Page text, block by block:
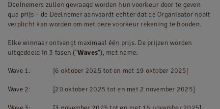
Deelnemers zullen gevraagd worden hun voorkeur door te geven
qua prijs – de Deelnemer aanvaardt echter dat de Organisator nooit
verplicht kan worden om met deze voorkeur rekening te houden.
Elke winnaar ontvangt maximaal één prijs. De prijzen worden
uitgedeeld in 3 fasen (“Waves”), met name:
Wave 1: [6 oktober 2025 tot en met 19 oktober 2025]
Wave 2: [20 oktober 2025 tot en met 2 november 2025]